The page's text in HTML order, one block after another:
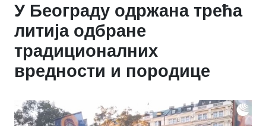
У Београду одржана трећа
литија одбране
традиционалних
вредности и породице